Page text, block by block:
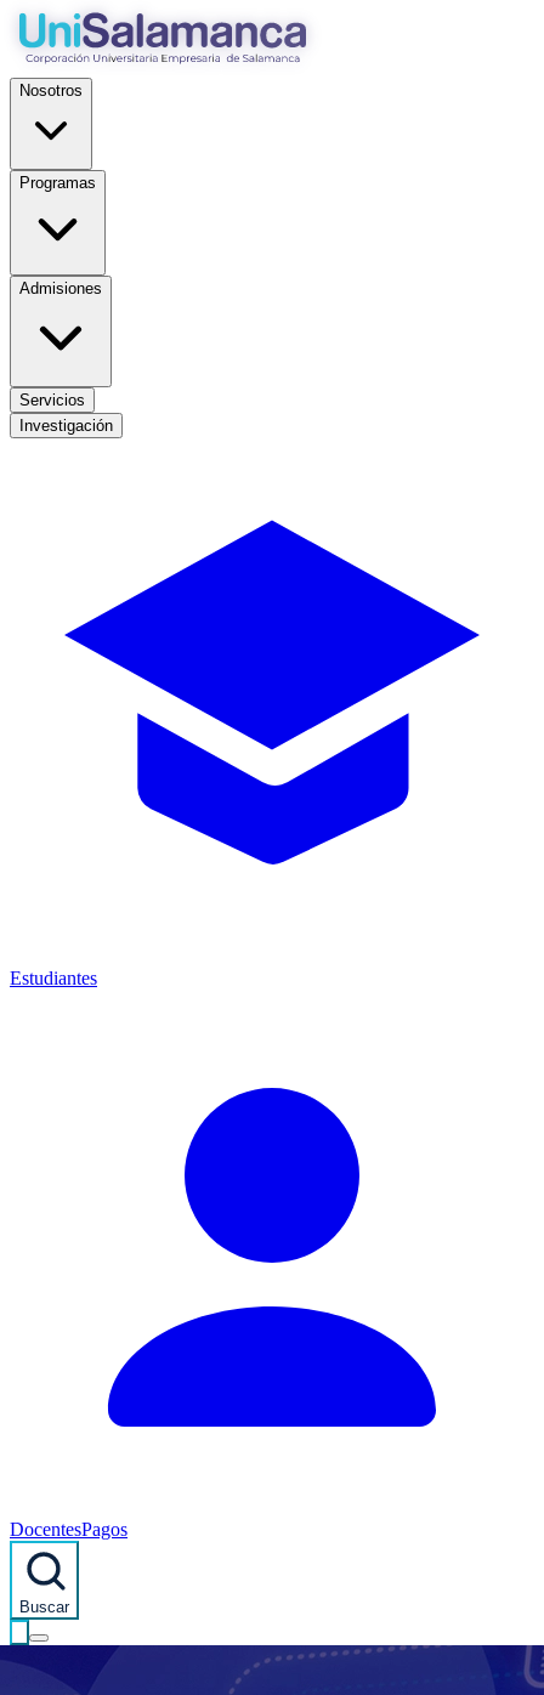
Nosotros
Programas
Admisiones
Servicios
Investigación
Estudiantes
DocentesPagos
Buscar